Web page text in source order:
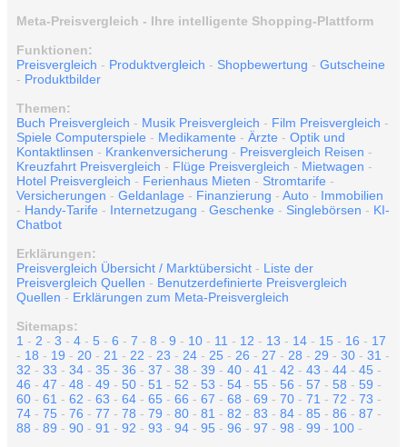
Meta-Preisvergleich - Ihre intelligente Shopping-Plattform
Funktionen:
Preisvergleich - Produktvergleich - Shopbewertung - Gutscheine
- Produktbilder
Themen:
Buch Preisvergleich - Musik Preisvergleich - Film Preisvergleich -
Spiele Computerspiele - Medikamente - Ärzte - Optik und
Kontaktlinsen - Krankenversicherung - Preisvergleich Reisen -
Kreuzfahrt Preisvergleich - Flüge Preisvergleich - Mietwagen -
Hotel Preisvergleich - Ferienhaus Mieten - Stromtarife -
Versicherungen - Geldanlage - Finanzierung - Auto - Immobilien
- Handy-Tarife - Internetzugang - Geschenke - Singlebörsen - KI-
Chatbot
Erklärungen:
Preisvergleich Übersicht / Marktübersicht - Liste der
Preisvergleich Quellen - Benutzerdefinierte Preisvergleich
Quellen - Erklärungen zum Meta-Preisvergleich
Sitemaps:
1 - 2 - 3 - 4 - 5 - 6 - 7 - 8 - 9 - 10 - 11 - 12 - 13 - 14 - 15 - 16 - 17
- 18 - 19 - 20 - 21 - 22 - 23 - 24 - 25 - 26 - 27 - 28 - 29 - 30 - 31 -
32 - 33 - 34 - 35 - 36 - 37 - 38 - 39 - 40 - 41 - 42 - 43 - 44 - 45 -
46 - 47 - 48 - 49 - 50 - 51 - 52 - 53 - 54 - 55 - 56 - 57 - 58 - 59 -
60 - 61 - 62 - 63 - 64 - 65 - 66 - 67 - 68 - 69 - 70 - 71 - 72 - 73 -
74 - 75 - 76 - 77 - 78 - 79 - 80 - 81 - 82 - 83 - 84 - 85 - 86 - 87 -
88 - 89 - 90 - 91 - 92 - 93 - 94 - 95 - 96 - 97 - 98 - 99 - 100 -